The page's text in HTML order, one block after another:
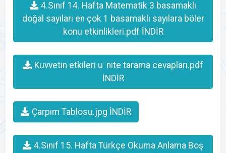
4.Sınıf 14. Hafta Matematik 3 basamaklı
doğal sayıları en çok 1 basamaklı sayılara böler
konu etkinlikleri.pdf İNDİR
Kuvvetin etkileri u¨nite tarama cevapları.pdf
İNDİR
Çarpım Tablosu.jpg İNDİR
4.Sınıf 15. Hafta Türkçe Okuma Anlama Boş